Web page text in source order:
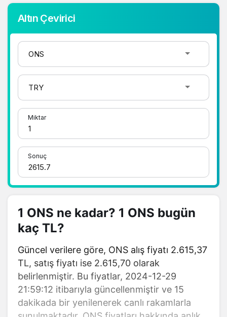
Altın Çevirici
Miktar
Sonuç
1 ONS ne kadar? 1 ONS bugün
kaç TL?
Güncel verilere göre, ONS alış fiyatı 2.615,37
TL, satış fiyatı ise 2.615,70 olarak
belirlenmiştir. Bu fiyatlar, 2024-12-29
21:59:12 itibarıyla güncellenmiştir ve 15
dakikada bir yenilenerek canlı rakamlarla